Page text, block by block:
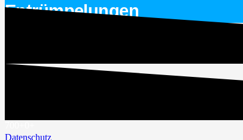
Entrümpelungen
service@elbe-umzuege.de
Datenschutz